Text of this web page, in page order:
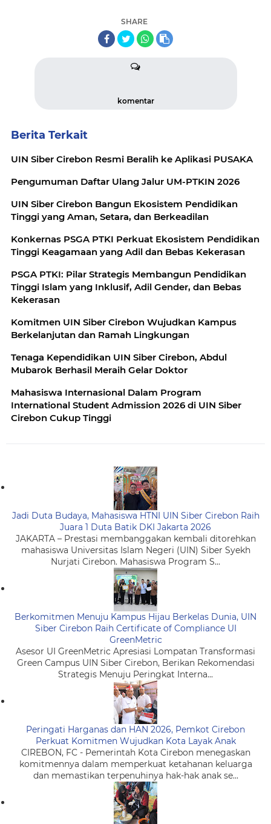
SHARE
komentar
Berita Terkait
UIN Siber Cirebon Resmi Beralih ke Aplikasi PUSAKA
Pengumuman Daftar Ulang Jalur UM-PTKIN 2026
UIN Siber Cirebon Bangun Ekosistem Pendidikan
Tinggi yang Aman, Setara, dan Berkeadilan
Konkernas PSGA PTKI Perkuat Ekosistem Pendidikan
Tinggi Keagamaan yang Adil dan Bebas Kekerasan
PSGA PTKI: Pilar Strategis Membangun Pendidikan
Tinggi Islam yang Inklusif, Adil Gender, dan Bebas
Kekerasan
Komitmen UIN Siber Cirebon Wujudkan Kampus
Berkelanjutan dan Ramah Lingkungan
Tenaga Kependidikan UIN Siber Cirebon, Abdul
Mubarok Berhasil Meraih Gelar Doktor
Mahasiswa Internasional Dalam Program
International Student Admission 2026 di UIN Siber
Cirebon Cukup Tinggi
Jadi Duta Budaya, Mahasiswa HTNI UIN Siber Cirebon Raih
Juara 1 Duta Batik DKI Jakarta 2026
JAKARTA – Prestasi membanggakan kembali ditorehkan
mahasiswa Universitas Islam Negeri (UIN) Siber Syekh
Nurjati Cirebon. Mahasiswa Program S...
Berkomitmen Menuju Kampus Hijau Berkelas Dunia, UIN
Siber Cirebon Raih Certificate of Compliance UI
GreenMetric
Asesor UI GreenMetric Apresiasi Lompatan Transformasi
Green Campus UIN Siber Cirebon, Berikan Rekomendasi
Strategis Menuju Peringkat Interna...
Peringati Harganas dan HAN 2026, Pemkot Cirebon
Perkuat Komitmen Wujudkan Kota Layak Anak
CIREBON, FC - Pemerintah Kota Cirebon menegaskan
komitmennya dalam memperkuat ketahanan keluarga
dan memastikan terpenuhinya hak-hak anak se...